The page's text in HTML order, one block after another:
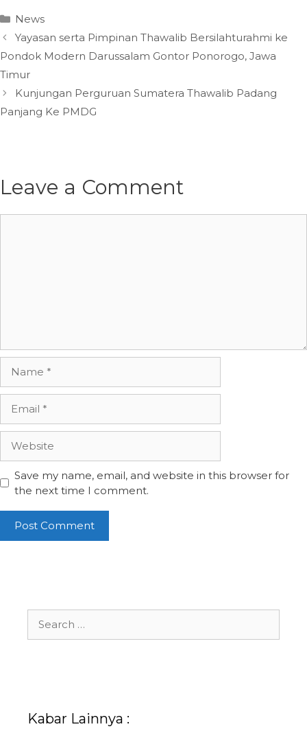
Categories
News
Yayasan serta Pimpinan Thawalib Bersilahturahmi ke
Pondok Modern Darussalam Gontor Ponorogo, Jawa
Timur
Kunjungan Perguruan Sumatera Thawalib Padang
Panjang Ke PMDG
Leave a Comment
Save my name, email, and website in this browser for
the next time I comment.
Kabar Lainnya :